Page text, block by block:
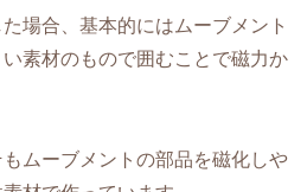
場合、基本的にはムーブメント
素材のもので囲むことで磁力か
ムーブメントの部品を磁化しや